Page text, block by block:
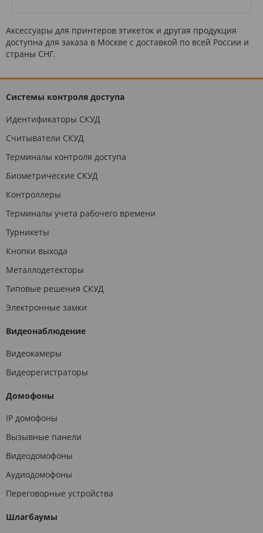
Аксессуары для принтеров этикеток и другая продукция
доступна для заказа в Москве с доставкой по всей России и
страны СНГ.
Системы контроля доступа
Идентификаторы СКУД
Считыватели СКУД
Терминалы контроля доступа
Биометрические СКУД
Контроллеры
Терминалы учета рабочего времени
Турникеты
Кнопки выхода
Металлодетекторы
Типовые решения СКУД
Электронные замки
Видеонаблюдение
Видеокамеры
Видеорегистраторы
Домофоны
IP домофоны
Вызывные панели
Видеодомофоны
Аудиодомофоны
Переговорные устройства
Шлагбаумы